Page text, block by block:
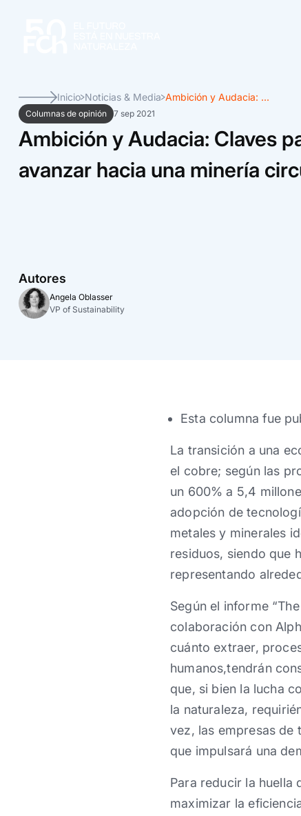
Inicio Noticias & Media Ambición y Audacia: ...
Columnas de opinión 7 sep 2021
Ambición y Audacia: Claves
avanzar hacia una minería
Autores
Angela Oblasser
VP of Sustainability
Esta columna fue
La transición a una
el cobre; según las
un 600% a 5,4
adopción de
metales y minerales
residuos, siendo que
representando
Según el informe
colaboración con
cuánto extraer,
humanos,tendrán
que, si bien la lucha
la naturaleza,
vez, las empresas de
que impulsará una
Para reducir la huella
maximizar la